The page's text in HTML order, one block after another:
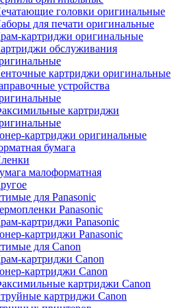
головки оригинальные
для печати оригинальные
картриджи оригинальные
обслуживания
картриджи оригинальные
устройства
картриджи
картриджи оригинальные
бумага
малоформатная
для Panasonic
Panasonic
картриджи Panasonic
картриджи Panasonic
для Canon
картриджи Canon
картриджи Canon
картриджи Canon
картриджи Canon